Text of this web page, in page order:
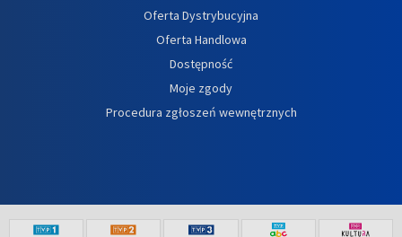
Oferta Dystrybucyjna
Oferta Handlowa
Dostępność
Moje zgody
Procedura zgłoszeń wewnętrznych